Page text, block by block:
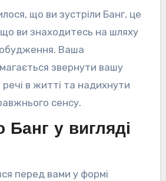
що ви зустріли Банг, це
ви знаходитесь на шляху
Ваша
звернути вашу
речі в житті та надихнути
сенсу.
Банг у вигляді
перед вами у формі